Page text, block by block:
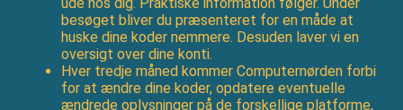
ude hos dig. Praktiske information følger. Under
besøget bliver du præsenteret for en måde at
huske dine koder nemmere. Desuden laver vi en
oversigt over dine konti.
Hver tredje måned kommer Computernørden forbi
for at ændre dine koder, opdatere eventuelle
ændrede oplysninger på de forskellige platforme,